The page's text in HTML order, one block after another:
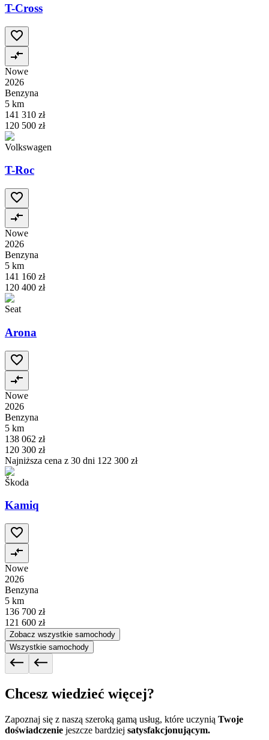
T-Cross
Nowe
2026
Benzyna
5 km
141 310 zł
120 500 zł
Volkswagen
T-Roc
Nowe
2026
Benzyna
5 km
141 160 zł
120 400 zł
Seat
Arona
Nowe
2026
Benzyna
5 km
138 062 zł
120 300 zł
Najniższa cena z 30 dni 122 300 zł
Škoda
Kamiq
Nowe
2026
Benzyna
5 km
136 700 zł
121 600 zł
Zobacz wszystkie samochody
Wszystkie samochody
Chcesz wiedzieć więcej?
Zapoznaj się z naszą szeroką gamą usług, które uczynią Twoje
doświadczenie jeszcze bardziej satysfakcjonującym.